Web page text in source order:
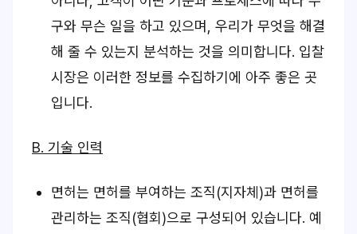
구와 무슨 일을 하고 있으며, 우리가 무엇을 해결
해 줄 수 있는지 분석하는 것을 의미합니다. 입찰
시장은 이러한 정보를 수집하기에 아주 좋은 곳
입니다.
B. 기술 인력
면허는 면허를 부여하는 조직(지자체)과 면허를
관리하는 조직(협회)으로 구성되어 있습니다. 예